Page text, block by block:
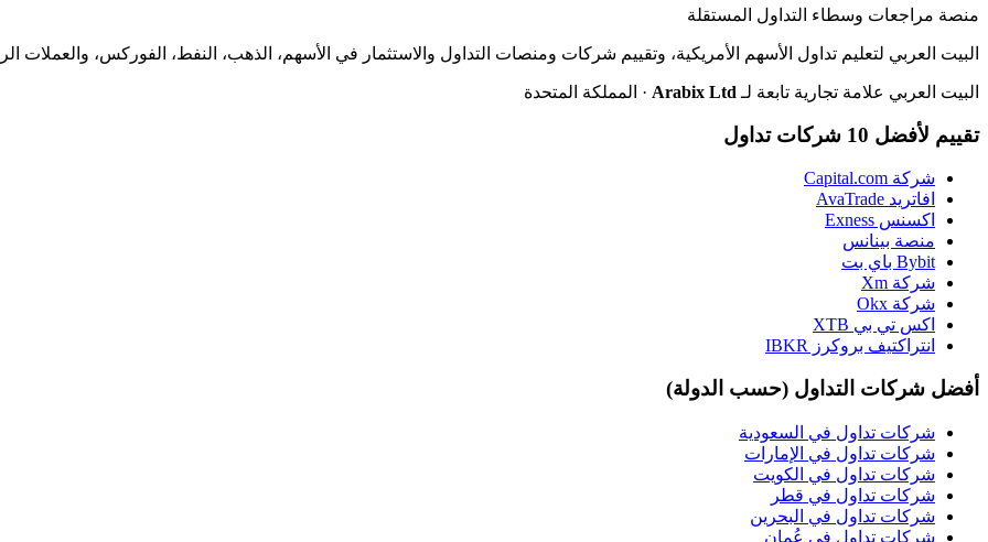
منصة مراجعات وسطاء التداول المستقلة
البيت العربي لتعليم تداول الأسهم الأمريكية، وتقييم شركات ومنصات التداول والاستثمار في الأسهم، الذهب، النفط، الفوركس، والعملات
البيت العربي علامة تجارية تابعة لـ Arabix Ltd · المملكة المتحدة
تقييم لأفضل 10 شركات تداول
شركة Capital.com
افاتريد AvaTrade
اكسنس Exness
منصة بينانس
Bybit باي بت
شركة Xm
شركة Okx
اكس تي بي XTB
انتراكتيف بروكرز IBKR
أفضل شركات التداول (حسب الدولة)
شركات تداول في السعودية
شركات تداول في الإمارات
شركات تداول في الكويت
شركات تداول في قطر
شركات تداول في البحرين
شركات تداول في عُمان